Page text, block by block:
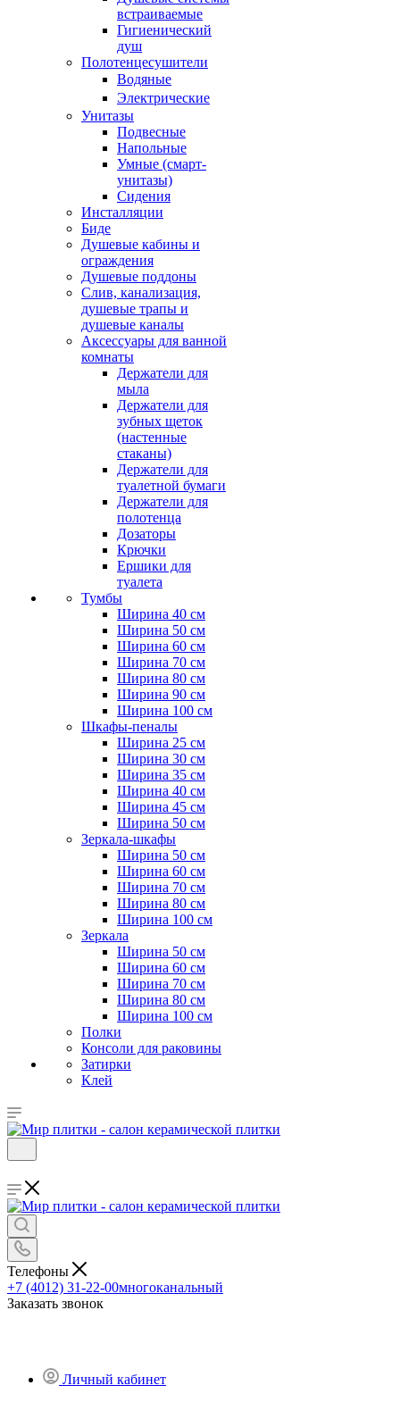
встраиваемые
Гигиенический
душ
Полотенцесушители
ㅤВодяные
ㅤЭлектрические
Унитазы
Подвесные
Напольные
Умные (смарт-
унитазы)
Сидения
Инсталляции
Биде
Душевые кабины и
ограждения
Душевые поддоны
Слив, канализация,
душевые трапы и
душевые каналы
Аксессуары для ванной
комнаты
Держатели для
мыла
Держатели для
зубных щеток
(настенные
стаканы)
Держатели для
туалетной бумаги
Держатели для
полотенца
Дозаторы
Крючки
Ершики для
туалета
Тумбы
Ширина 40 см
Ширина 50 см
Ширина 60 см
Ширина 70 см
Ширина 80 см
Ширина 90 см
Ширина 100 см
Шкафы-пеналы
Ширина 25 см
Ширина 30 см
Ширина 35 см
Ширина 40 см
Ширина 45 см
Ширина 50 см
Зеркала-шкафы
Ширина 50 см
Ширина 60 см
Ширина 70 см
Ширина 80 см
Ширина 100 см
Зеркала
Ширина 50 см
Ширина 60 см
Ширина 70 см
Ширина 80 см
Ширина 100 см
Полки
Консоли для раковины
Затирки
Клей
Телефоны
+7 (4012) 31-22-00многоканальный
Заказать звонок
Личный кабинет